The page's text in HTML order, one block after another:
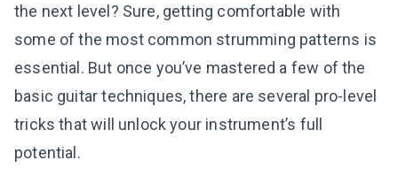
the next level? Sure, getting comfortable with
some of the most common strumming patterns is
essential. But once you’ve mastered a few of the
basic guitar techniques, there are several pro-level
tricks that will unlock your instrument’s full
potential.